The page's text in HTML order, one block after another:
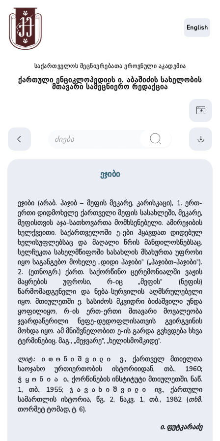
საქართველოს მეცნიერებათა ეროვნული აკადემია
ქართული ენციკლოპედიის ი. აბაშიძის სახელობის
მთავარი სამეცნიერო რედაქცია
English
ეჯიბი
ეჯიბი (არაბ. ჰაჯიბ – მეფის მეკარე, კარისკაცი), 1. ერთ-
ერთი დიდმოხელე ქართველი მეფის სასახლეში, მეკარე,
მეფისთვის აჯა-სათხოვართა მომხსენებელი. ამირეჯიბის
ხელქვეითი. საქართველოში ე-ები ჰყავდათ დიდებულ
ხელისუფლებსაც და მაღალი წრის მანდილოსნებსაც.
სელჩუკთა სახელმწიფოში სასახლის მსახურთა უფროსი
იყო საგანგებო მოხელე „დიდი ჰაჯიბი” („ჰაჯიბთ-ჰაჯიბი”).
2. (ეთნოგრ.) ქართ. საქორწინო ცერემონიალში ვაჟის
მაყრების უფროსი, რ-იც „მეფის” (ნეფის)
წარმომადგენელი და ნება-სურვილის აღმსრულებელი
იყო. მთიულეთში ე. სასიძოს მკვიდრი ბიძაშვილი უნდა
ყოფილიყო, რ-ის ერთ-ერთი მთავარი მოვალეობა
ჯვარდაწერილი ნეფე-დედოფლისათვის გვირგვინის
მოხდა იყო. ამ მნიშვნელობით ე-ის გარდა გვხვდება სხვა
ტერმინებიც. მაგ., „მეჯვარე”, „ხელისმომკიდე”.
ლიტ.: ითონიშვილი
ვ., ქართველ მთიელთა
საოჯახო ურთიერთობის ისტორიიდან, თბ., 1960;
ჭყონია
ი., ქორწინების ინსტიტუტი მთიულეთში, ნაწ.
1, თბ., 1955;
ჯავახიშვილი
ივ., ქართული
სამართლის ისტორია, წგ. 2, ნაკვ. 1, თბ., 1982 (თხზ.
თორმეტ ტომად, ტ. 6).
ი. ფუტკარაძე